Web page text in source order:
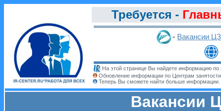
Требуется -
- Вакансии
На этой странице Вы найдете информацию по
Обновление информации по Центрам
Теперь Вы сможете найти больше информации.
Вакансии